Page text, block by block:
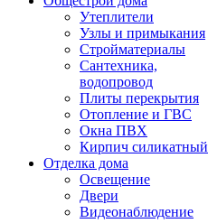
Утеплители
Узлы и примыкания
Стройматериалы
Сантехника,
водопровод
Плиты перекрытия
Отопление и ГВС
Окна ПВХ
Кирпич силикатный
Отделка дома
Освещение
Двери
Видеонаблюдение